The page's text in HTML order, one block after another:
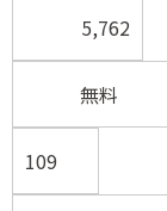
5,762
無料
109